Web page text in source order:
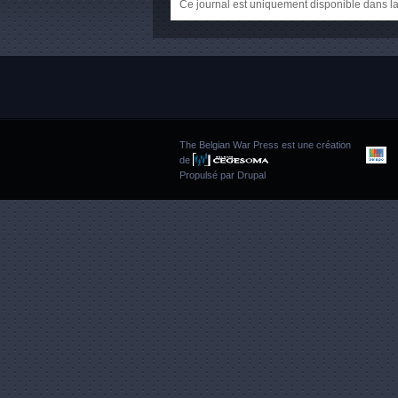
Ce journal est uniquement disponible dans
The Belgian War Press est une création
de
Propulsé par Drupal